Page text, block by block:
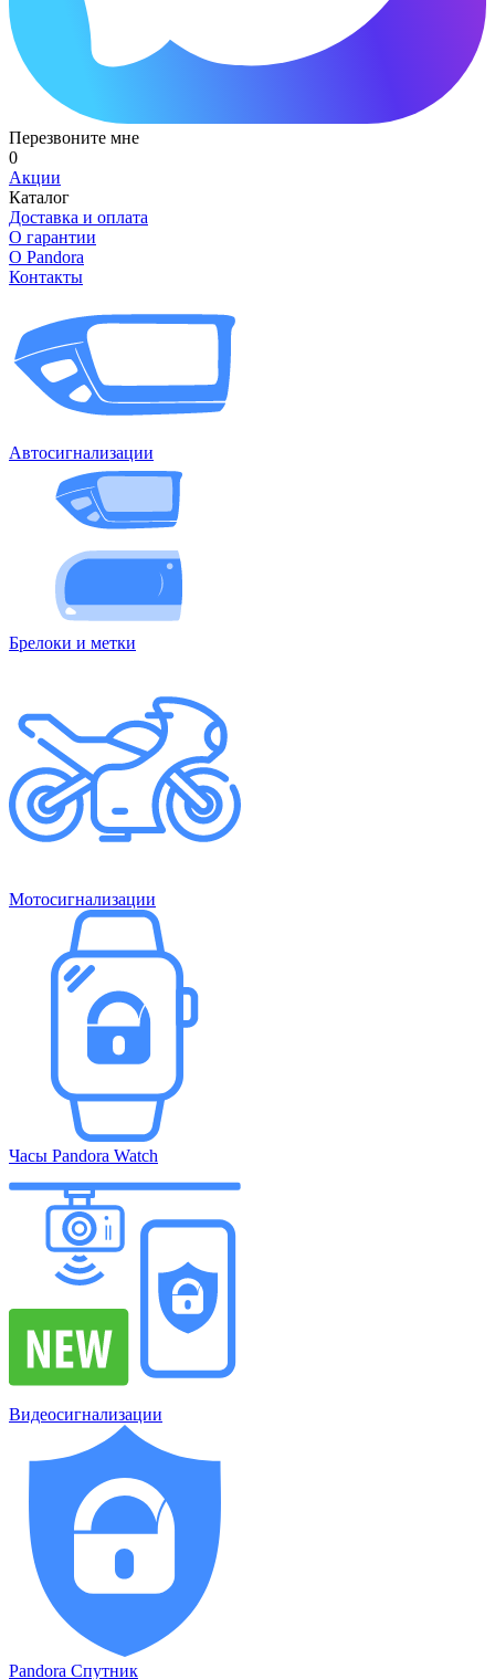
Перезвоните мне
0
Акции
Каталог
Доставка и оплата
О гарантии
О Pandora
Контакты
Автосигнализации
Брелоки и метки
Мотосигнализации
Часы Pandora Watch
Видеосигнализации
Pandora Спутник